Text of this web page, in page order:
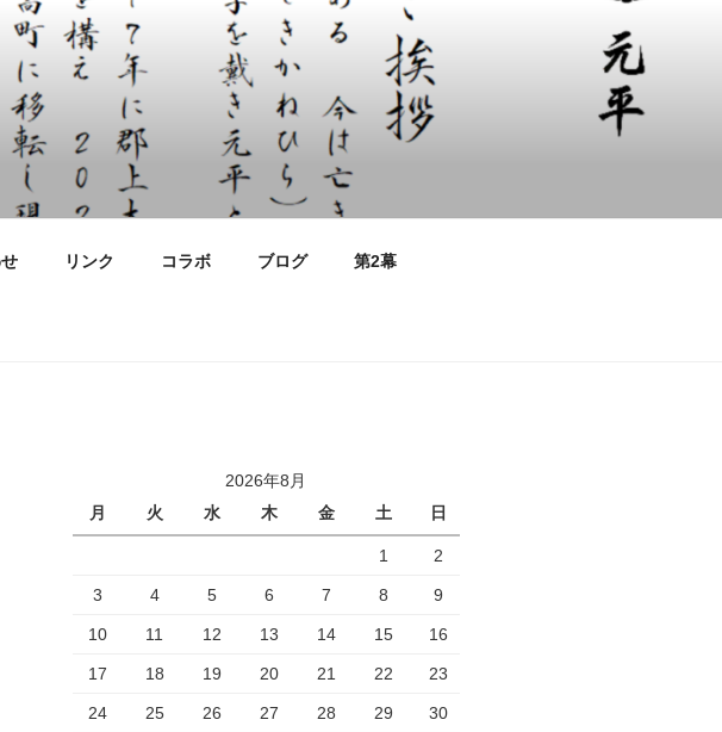
リンク コラボ ブログ 第2幕
2026年8月
月
火 水 木 金 土 日
1 2
3 4 5 6 7 8 9
10 11 12 13 14 15 16
17 18 19 20 21 22 23
24 25 26 27 28 29 30